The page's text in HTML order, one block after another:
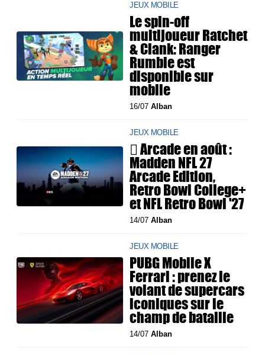
JEUX MOBILE
Le spin-off
multijoueur Ratchet
& Clank: Ranger
Rumble est
disponible sur
mobile
16/07Alban
JEUX MOBILE
 Arcade en août :
Madden NFL 27
Arcade Edition,
Retro Bowl College+
et NFL Retro Bowl '27
14/07Alban
JEUX MOBILE
PUBG Mobile X
Ferrari : prenez le
volant de supercars
iconiques sur le
champ de bataille
14/07Alban